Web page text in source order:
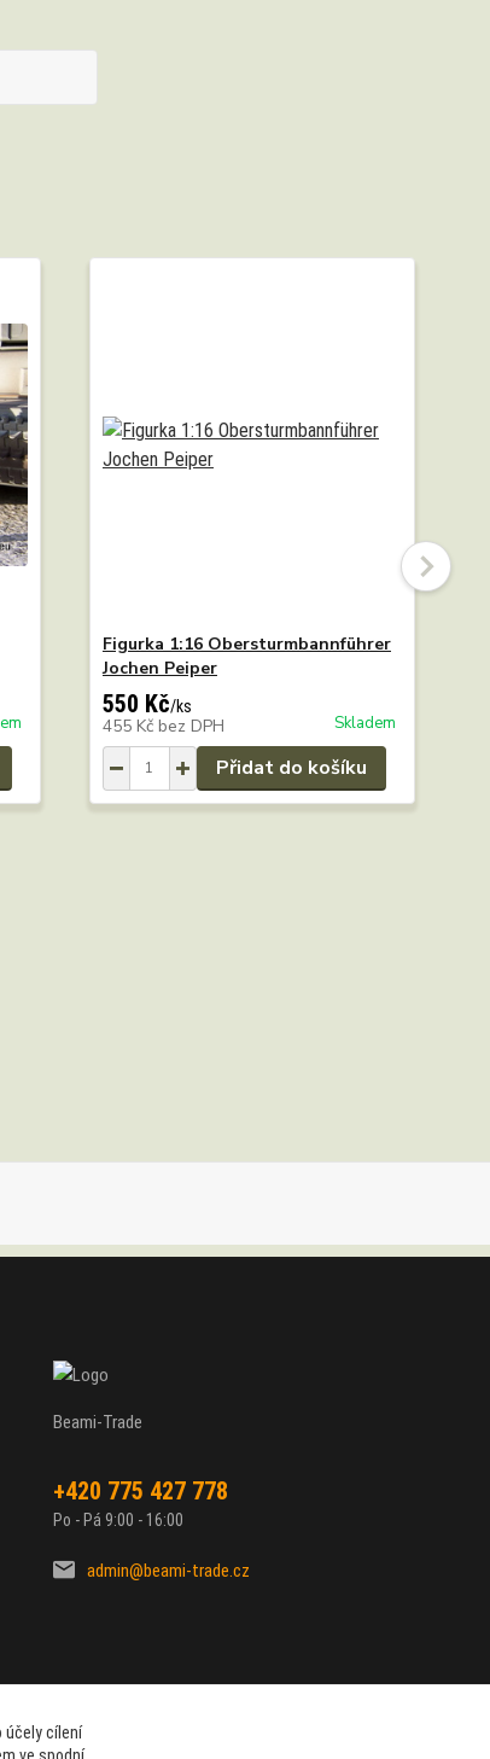
Figurka 1:16 Obersturmbannführer
Jochen Peiper
550 Kč/ks
455 Kč bez DPH Skladem
Přidat do košíku
Beami-Trade
+420 775 427 778
Po - Pá 9:00 - 16:00
admin@beami-trade.cz
účely cílení